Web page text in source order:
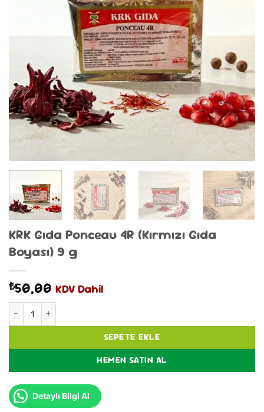
KRK Gıda Ponceau 4R (Kırmızı Gıda
Boyası) 9 g
₺50,00 KDV Dahil
KRK Gıda Ponceau 4R (Kırmızı Gıda Boyası) 9 g adet
SEPETE EKLE
HEMEN SATIN AL
Detaylı Bilgi Al